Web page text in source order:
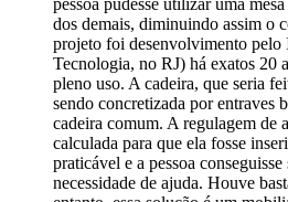
pessoa pudesse utilizar uma
dos demais, diminuindo assim o
projeto foi desenvolvimento
Tecnologia, no RJ) há exatos 20
pleno uso. A cadeira, que seria
sendo concretizada por entraves
cadeira comum. A regulagem de
calculada para que ela fosse
praticável e a pessoa
necessidade de ajuda. Houve